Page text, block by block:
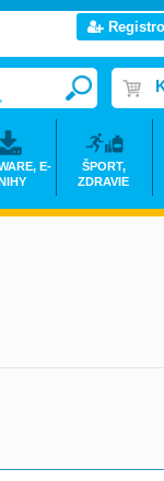
E-
ŠPORT,
ZDRAVIE